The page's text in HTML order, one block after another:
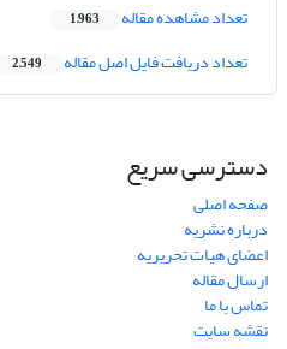
تعداد مشاهده مقاله 1,963
تعداد دریافت فایل اصل مقاله 2,549
دسترسی سریع
صفحه اصلی
درباره نشریه
اعضای هیات تحریریه
ارسال مقاله
تماس با ما
نقشه سایت